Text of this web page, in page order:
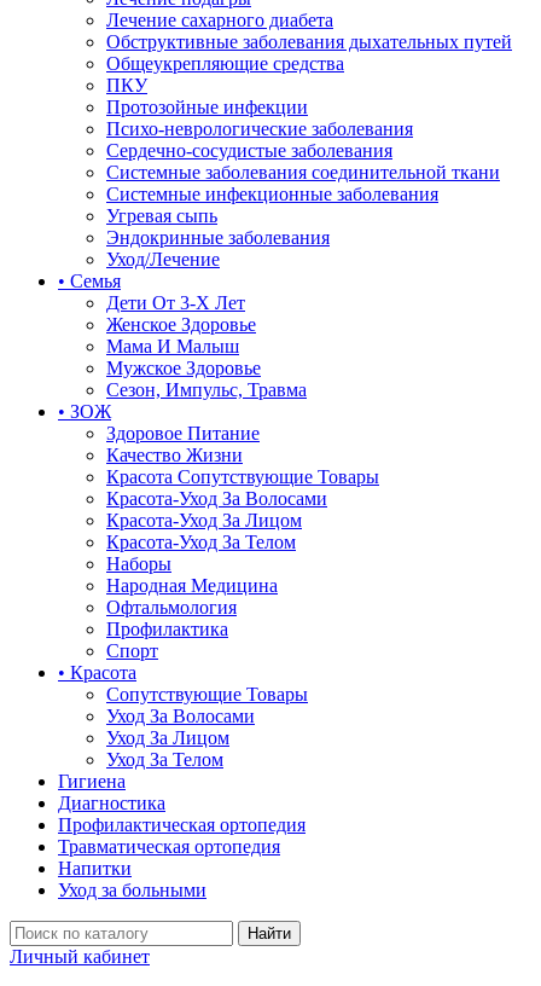
Лечение сахарного диабета
Обструктивные заболевания дыхательных путей
Общеукрепляющие средства
ПКУ
Протозойные инфекции
Психо-неврологические заболевания
Сердечно-сосудистые заболевания
Системные заболевания соединительной ткани
Системные инфекционные заболевания
Угревая сыпь
Эндокринные заболевания
Уход/Лечение
• Семья
Дети От 3-Х Лет
Женское Здоровье
Мама И Малыш
Мужское Здоровье
Сезон, Импульс, Травма
• ЗОЖ
Здоровое Питание
Качество Жизни
Красота Сопутствующие Товары
Красота-Уход За Волосами
Красота-Уход За Лицом
Красота-Уход За Телом
Наборы
Народная Медицина
Офтальмология
Профилактика
Спорт
• Красота
Сопутствующие Товары
Уход За Волосами
Уход За Лицом
Уход За Телом
Гигиена
Диагностика
Профилактическая ортопедия
Травматическая ортопедия
Напитки
Уход за больными
Найти
Личный кабинет